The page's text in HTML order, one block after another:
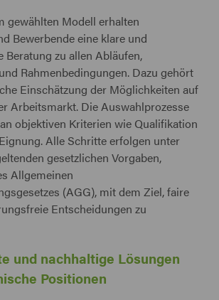
gewählten Modell erhalten
Bewerbende eine klare und
Beratung zu allen Abläufen,
Rahmenbedingungen. Dazu gehört
Einschätzung der Möglichkeiten auf
Arbeitsmarkt. Die Auswahlprozesse
objektiven Kriterien wie Qualifikation
Alle Schritte erfolgen unter
gesetzlichen Vorgaben,
Allgemeinen
(AGG), mit dem Ziel, faire
Entscheidungen zu
und nachhaltige Lösungen
Positionen